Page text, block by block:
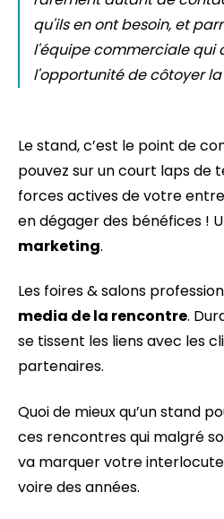
qu'ils en ont besoin, et
l'équipe commerciale qui
l'opportunité de côtoyer
Le stand, c’est le point de
pouvez sur un court laps de
forces actives de votre
en dégager des bénéfices !
marketing.
Les foires & salons
media de la rencontre.
se tissent les liens avec les
partenaires.
Quoi de mieux qu’un stand
ces rencontres qui malgré
va marquer votre
voire des années.